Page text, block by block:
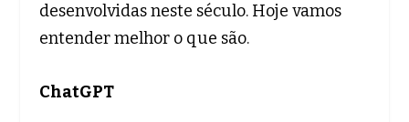
desenvolvidas neste século. Hoje vamos
entender melhor o que são.
ChatGPT